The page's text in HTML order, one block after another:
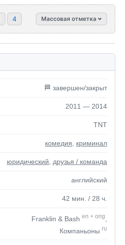
4 Массовая отметка
🏁 завершен/закрыт
2011 — 2014
TNT
комедия криминал
юридический друзья / команда
английский
42 мин. / 28 ч.
Franklin & Bash en + orig
Компаньоны ru